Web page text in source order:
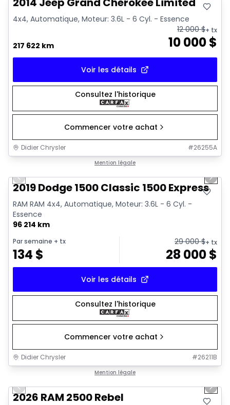
4x4, Automatique, Moteur: 3.6L - 6 Cyl. - Essence
217 622 km 10 000$
12 000$+ tx
Voir les détails
Consultez l'historique
Commencer votre achat
Didier Chrysler #26255A
Mention légale
Previous slide Next
2019 Dodge 1500 Classic 1500 Express
RAM RAM 4x4, Automatique, Moteur: 3.6L - 6 Cyl. -
Essence
96 214 km
Par semaine + tx
134 $
29 000$+ tx
28 000$
Voir les détails
Consultez l'historique
Commencer votre achat
Didier Chrysler #26211B
Mention légale
Previous slide Next
2026 RAM 2500 Rebel